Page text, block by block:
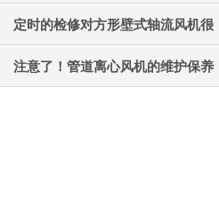
轴流风机被外力破坏
定时的检修对方形壁式轴流风机很
有必要
注意了！管道离心风机的维护保养